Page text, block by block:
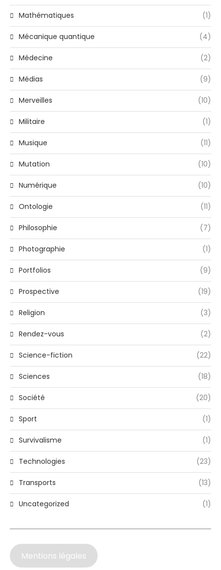
Mathématiques (1)
Mécanique quantique (4)
Médecine (2)
Médias (9)
Merveilles (10)
Militaire (1)
Musique (11)
Mutation (10)
Numérique (10)
Ontologie (11)
Philosophie (7)
Photographie (1)
Portfolios (9)
Prospective (19)
Religion (3)
Rendez-vous (2)
Science-fiction (22)
Sciences (18)
Société (20)
Sport (1)
Survivalisme (1)
Technologies (23)
Transports (13)
Uncategorized (1)
Mentions légales